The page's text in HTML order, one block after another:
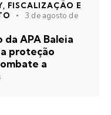
FISCALIZAÇÃO E
3 de agosto de
APA Baleia
proteção
a